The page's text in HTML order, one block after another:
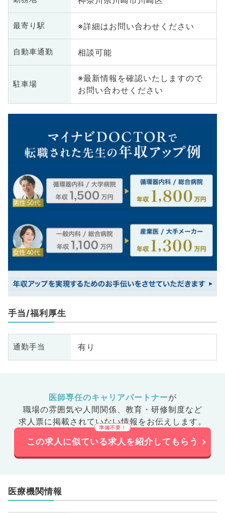
最寄り駅 ※詳細はお問い合わせください
自動車通勤 相談可能
駐車場
※最新情報を確認いたしますので
お問い合わせください
手当/福利厚生
通勤手当 有り
医師専任のキャリアパートナーが
職場の雰囲気や人間関係、 教育・研修制度など
求人票に掲載されていない情報をお伝えします。
この求人に似ている求人を紹介してもらう
医療機関情報